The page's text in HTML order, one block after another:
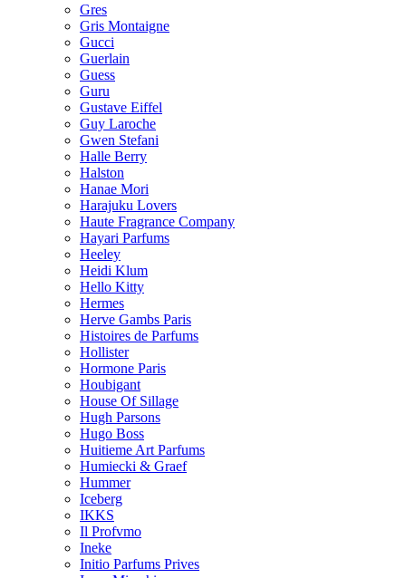
Gres
Gris Montaigne
Gucci
Guerlain
Guess
Guru
Gustave Eiffel
Guy Laroche
Gwen Stefani
Halle Berry
Halston
Hanae Mori
Harajuku Lovers
Haute Fragrance Company
Hayari Parfums
Heeley
Heidi Klum
Hello Kitty
Hermes
Herve Gambs Paris
Histoires de Parfums
Hollister
Hormone Paris
Houbigant
House Of Sillage
Hugh Parsons
Hugo Boss
Huitieme Art Parfums
Humiecki & Graef
Hummer
Iceberg
IKKS
Il Profvmo
Ineke
Initio Parfums Prives